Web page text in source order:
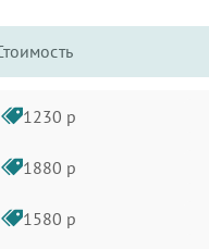
1230 р
1880 р
1580 р